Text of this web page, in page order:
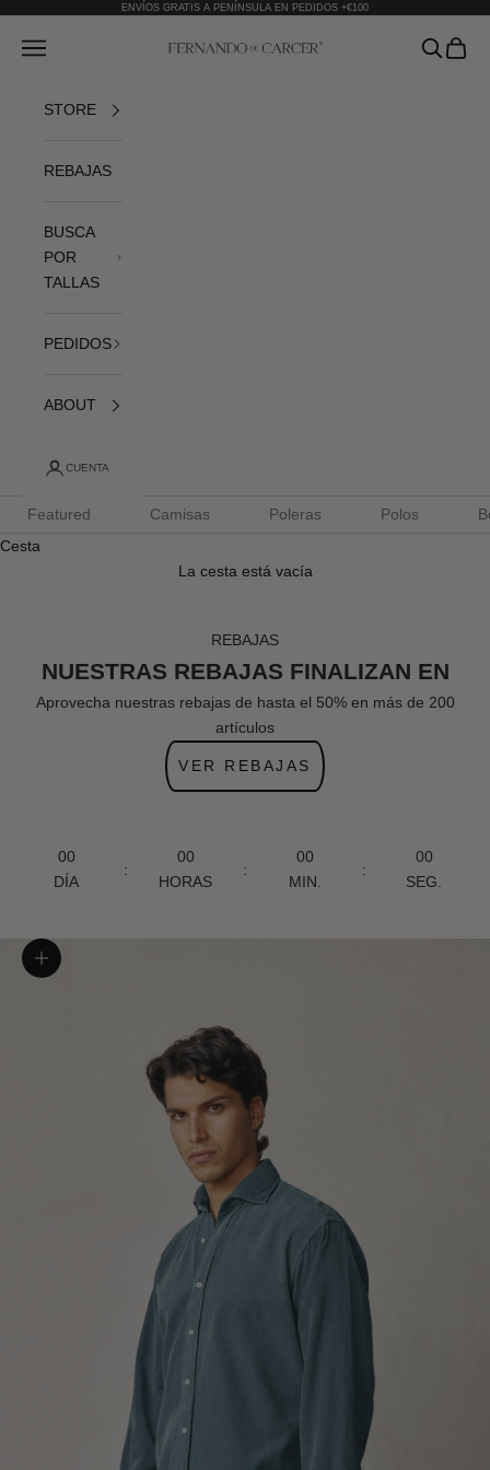
ENVÍOS GRATIS A PENÍNSULA EN PEDIDOS +€100
Fernando de Cárcer
Abrir menú de navegación AbrirAbrir
STORE
REBAJAS
BUSCA
POR
TALLAS
PEDIDOS
ABOUT
CUENTA
Featured Camisas Poleras Polos
Cesta
La cesta está vacía
REBAJAS
NUESTRAS REBAJAS FINALIZAN EN
Aprovecha nuestras rebajas de hasta el 50% en más de 200
artículos
VER REBAJAS
00
DÍA
:
00
HORAS
:
00
MIN.
:
00
SEG.
Zoom